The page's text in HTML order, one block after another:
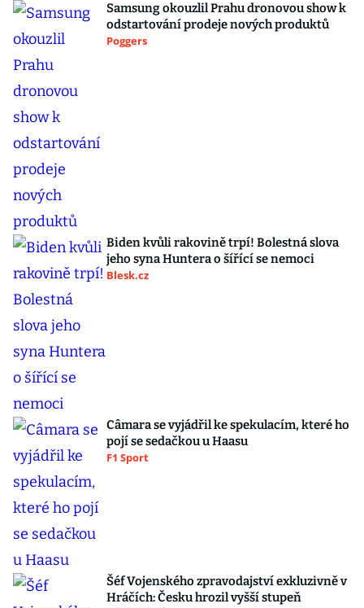
Samsung okouzlil Prahu dronovou show k
odstartování prodeje nových produktů
Poggers
Biden kvůli rakovině trpí! Bolestná slova
jeho syna Huntera o šířící se nemoci
Blesk.cz
Câmara se vyjádřil ke spekulacím, které ho
pojí se sedačkou u Haasu
F1 Sport
Šéf Vojenského zpravodajství exkluzivně v
Hráčích: Česku hrozil vyšší stupeň